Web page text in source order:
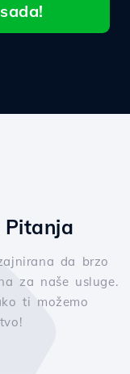
Pitanja
da brzo
za naše usluge.
ti možemo